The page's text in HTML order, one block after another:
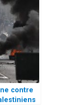
contre